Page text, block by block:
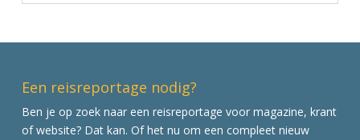
Een reisreportage nodig?
Ben je op zoek naar een reisreportage voor magazine, krant
of website? Dat kan. Of het nu om een compleet nieuw